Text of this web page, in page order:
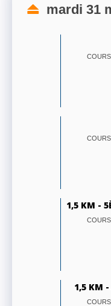
mardi 31
1,5 KM -
1,5 KM -